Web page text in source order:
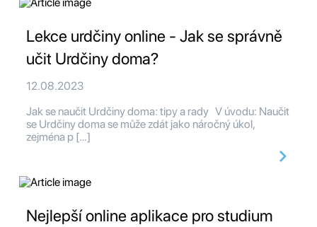
Lekce urdčiny online - Jak se správně
učit Urdčiny doma?
12.08.2023
Jak se naučit Urdčiny doma: tipy a rady V úvodu: Naučit
se Urdčiny doma se může zdát jako náročný úkol,
zejména p […]
Nejlepší online aplikace pro studium